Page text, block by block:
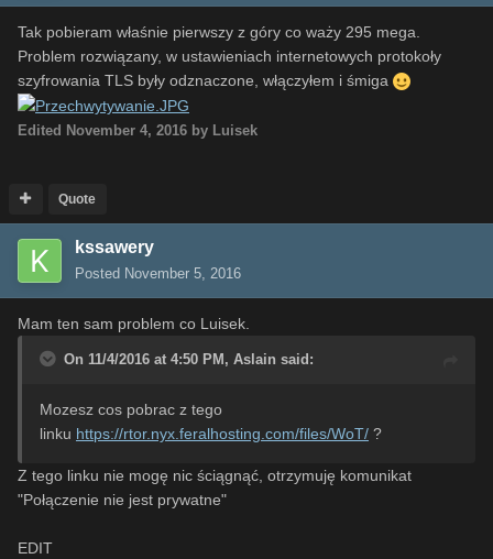
Tak pobieram właśnie pierwszy z góry co waży 295 mega.
Problem rozwiązany, w ustawieniach internetowych protokoły
szyfrowania TLS były odznaczone, włączyłem i śmiga
Edited November 4, 2016 by Luisek
Quote
kssawery
Posted November 5, 2016
Mam ten sam problem co Luisek.
On 11/4/2016 at 4:50 PM, Aslain said:
Mozesz cos pobrac z tego
linku https://rtor.nyx.feralhosting.com/files/WoT/ ?
Z tego linku nie mogę nic ściągnąć, otrzymuję komunikat
"Połączenie nie jest prywatne"
EDIT